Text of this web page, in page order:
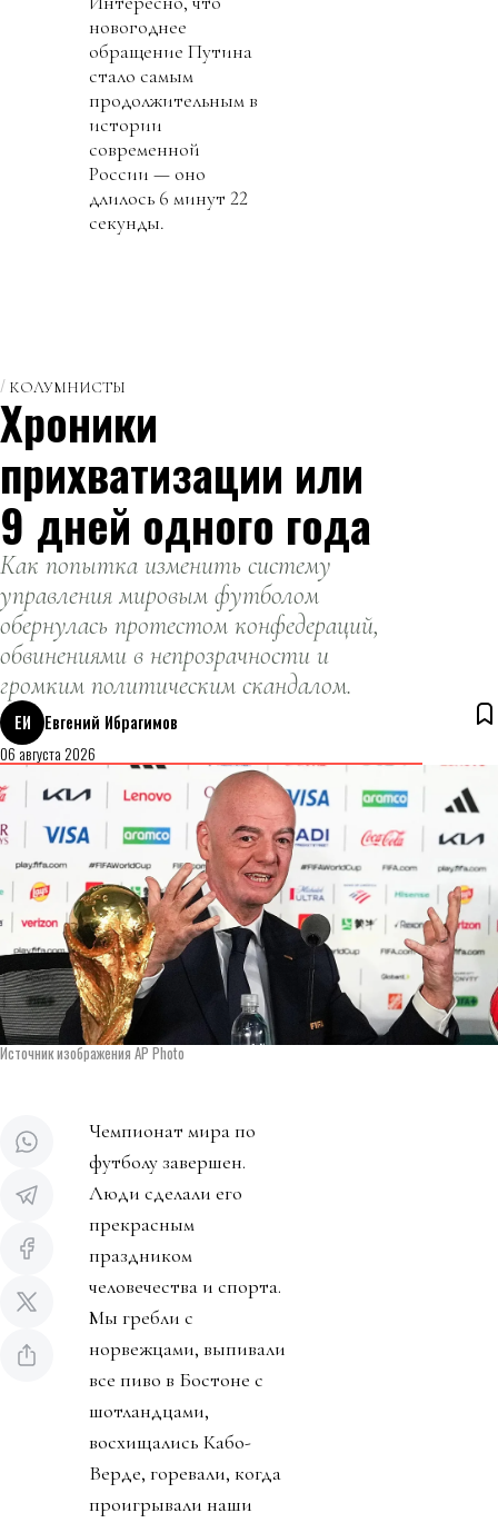
новогоднее
обращение Путина
стало самым
продолжительным в
истории
современной
России — оно
длилось 6 минут 22
секунды.
КОЛУМНИСТЫ
Хроники
прихватизации или
9 дней одного года
Как попытка изменить систему
управления мировым футболом
обернулась протестом конфедераций,
обвинениями в непрозрачности и
громким политическим скандалом.
ЕИ
Евгений Ибрагимов
06 августа 2026
Источник изображения AP Photo
Чемпионат мира по
футболу завершен.
Люди сделали его
прекрасным
праздником
человечества и спорта.
Мы гребли с
норвежцами, выпивали
все пиво в Бостоне с
шотландцами,
восхищались Кабо-
Верде, горевали, когда
проигрывали наши